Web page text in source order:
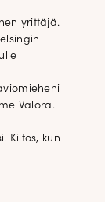
yrittäjä.
Valora.
Kiitos, kun